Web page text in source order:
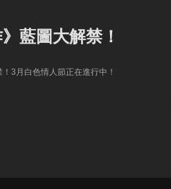
藍圖大解禁！
！3月白色情人節正在進行中！